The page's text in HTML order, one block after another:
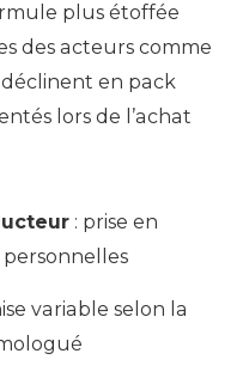
plus étoffée
des acteurs comme
déclinent en pack
lors de l’achat
: prise en
variable selon la